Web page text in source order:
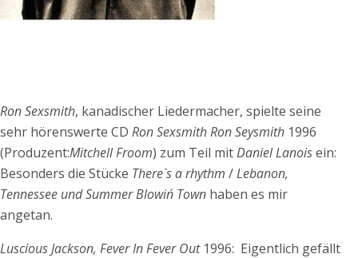
Ron Sexsmith, kanadischer Liedermacher, spielte seine
sehr hörenswerte CD Ron Sexsmith Ron Seysmith 1996
(Produzent:Mitchell Froom) zum Teil mitDaniel Lanoisein:
Besonders die Stücke There`s a rhythm /Lebanon,
Tennessee und Summer Blowin´ Town haben es mir
angetan.
Luscious Jackson, Fever In Fever Out1996: Eigentlich gefällt